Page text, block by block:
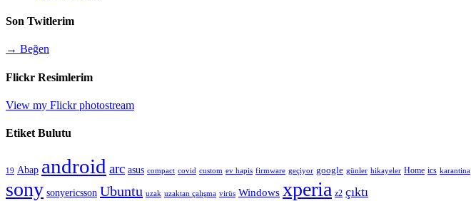
Son Twitlerim
→ Beğen
Flickr Resimlerim
View my Flickr photostream
Etiket Bulutu
19 Abap android arc asus compact covid custom ev hapis firmware geçiyor google günler hikayeler Home ics karantina
sony sonyericsson Ubuntu uzak uzaktan çalışma virüs Windows xperia z2 çıktı